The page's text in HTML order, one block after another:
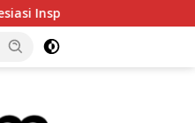
Bengkulu Dukung